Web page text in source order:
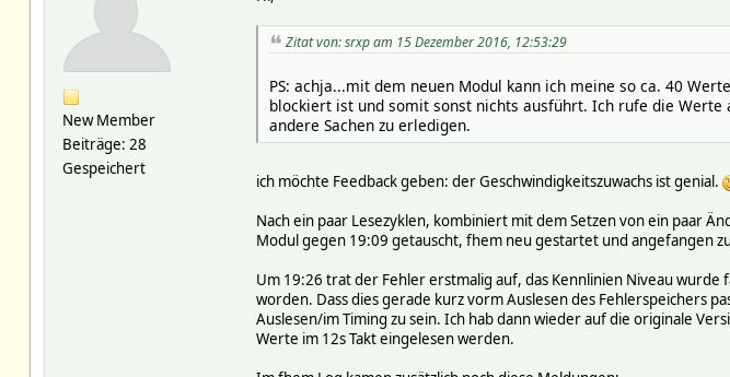
New Member
Beiträge: 28
Gespeichert
Zitat von: srxp am 15 Dezember 2016, 12:53:29
PS: achja...mit dem neuen Modul kann ich meine so ca. 40
blockiert ist und somit sonst nichts ausführt. Ich rufe die Werte
andere Sachen zu erledigen.
ich möchte Feedback geben: der Geschwindigkeitszuwachs ist genial.
Nach ein paar Lesezyklen, kombiniert mit dem Setzen von ein paar
Modul gegen 19:09 getauscht, fhem neu gestartet und angefangen
Um 19:26 trat der Fehler erstmalig auf, das Kennlinien Niveau
worden. Dass dies gerade kurz vorm Auslesen des Fehlerspeichers
Auslesen/im Timing zu sein. Ich hab dann wieder auf die originale
Werte im 12s Takt eingelesen werden.